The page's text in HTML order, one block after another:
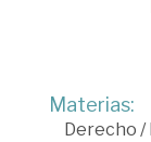
Materias:
Derecho /